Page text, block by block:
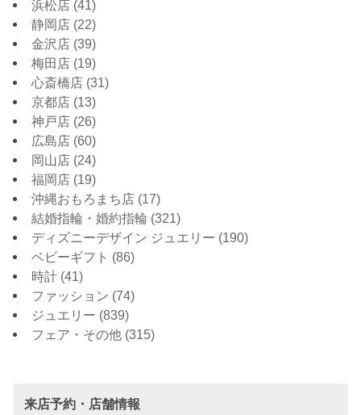
浜松店 (41)
静岡店 (22)
金沢店 (39)
梅田店 (19)
心斎橋店 (31)
京都店 (13)
神戸店 (26)
広島店 (60)
岡山店 (24)
福岡店 (19)
沖縄おもろまち店 (17)
結婚指輪・婚約指輪 (321)
ディズニーデザイン ジュエリー (190)
ベビーギフト (86)
時計 (41)
ファッション (74)
ジュエリー (839)
フェア・その他 (315)
来店予約・店舗情報